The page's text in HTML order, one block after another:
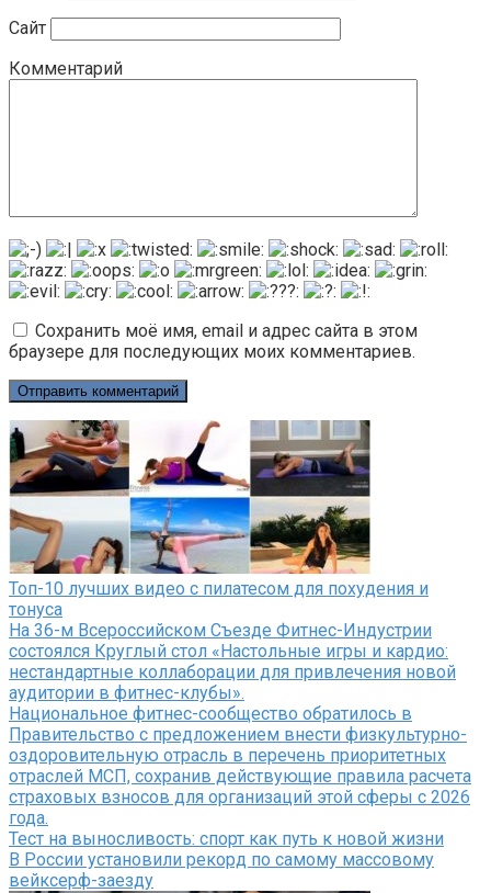
Сайт
Комментарий
Сохранить моё имя, email и адрес сайта в этом
браузере для последующих моих комментариев.
Топ-10 лучших видео с пилатесом для похудения и
тонуса
На 36-м Всероссийском Съезде Фитнес-Индустрии
состоялся Круглый стол «Настольные игры и кардио:
нестандартные коллаборации для привлечения новой
аудитории в фитнес-клубы».
Национальное фитнес-сообщество обратилось в
Правительство с предложением внести физкультурно-
оздоровительную отрасль в перечень приоритетных
отраслей МСП, сохранив действующие правила расчета
страховых взносов для организаций этой сферы с 2026
года.
Тест на выносливость: спорт как путь к новой жизни
В России установили рекорд по самому массовому
вейксерф-заезду